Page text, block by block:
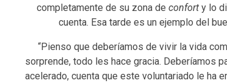
completamente de su zona de conforty lo
cuenta. Esa tarde es un ejemplo del
“Pienso que deberíamos de vivir la vida
sorprende, todo les hace gracia. Deberíamos
acelerado, cuenta que este voluntariado le ha